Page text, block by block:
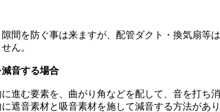
間を防ぐ事は来ますが、配管ダクト・換気扇等
ん。
音する場合
進む要素を、曲がり角などを配して、音を打ち
遮音素材と吸音素材を施して減音する方法があ